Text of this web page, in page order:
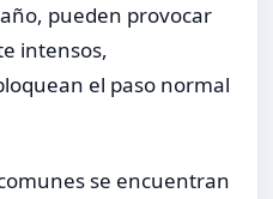
pueden provocar
intensos,
el paso normal
se encuentran